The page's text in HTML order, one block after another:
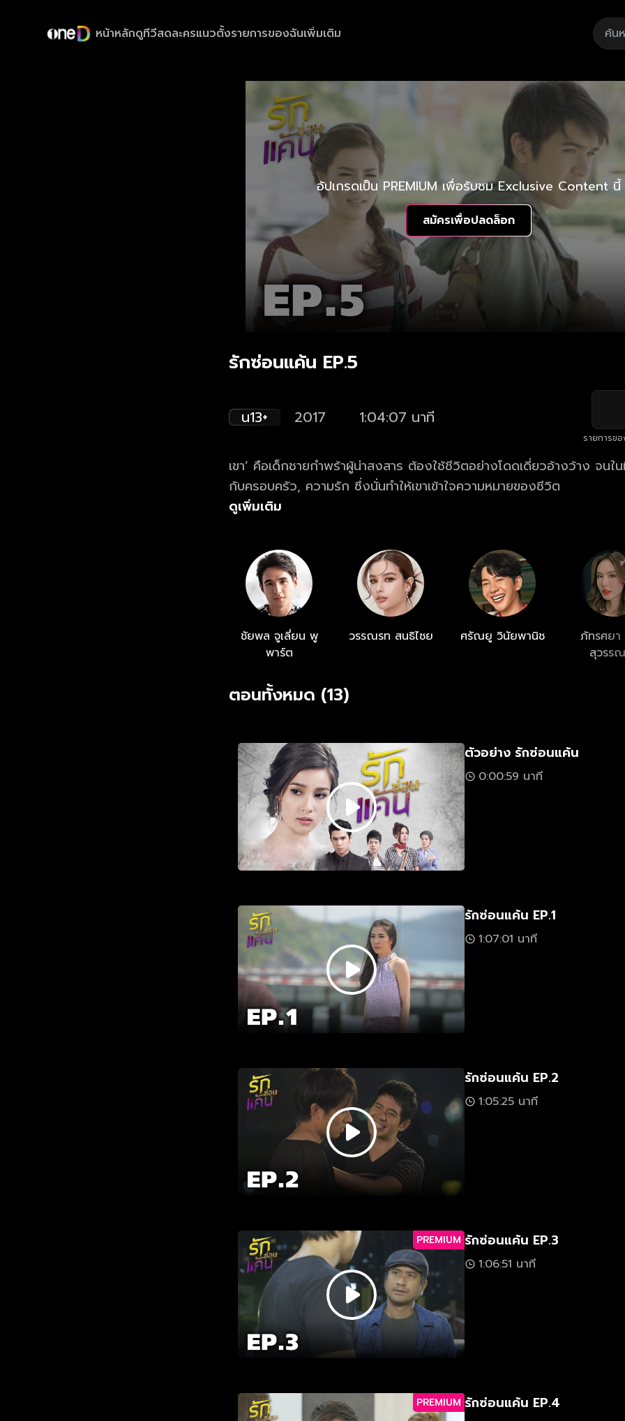
หน้าหลักดูทีวีสดละครแนวตั้งรายการของฉันเพิ่มเติม
อัปเกรดเป็น PREMIUM เพื่อรับชม Exclusive Content นี้
สมัครเพื่อปลดล็อก
รักซ่อนแค้น EP.5
น13+ 2017 1:04:07 นาที
รายการข
เขา’ คือเด็กชายกำพร้าผู้น่าสงสาร ต้องใช้ชีวิตอย่างโดดเดี่ยวอ้างว้าง จนใ
กับครอบครัว, ความรัก ซึ่งนั่นทำให้เขาเข้าใจความหมายของชีวิต
ดูเพิ่มเติม
ชัยพล จูเลี่ยน พู
พาร์ต
วรรณรท สนธิไชย ศรัณยู วินัยพานิช
ภัทรศยา
สุวรร
ตอนทั้งหมด (13)
ตัวอย่าง รักซ่อนแค้น
0:00:59 นาที
รักซ่อนแค้น EP.1
1:07:01 นาที
รักซ่อนแค้น EP.2
1:05:25 นาที
PREMIUM รักซ่อนแค้น EP.3
1:06:51 นาที
PREMIUM รักซ่อนแค้น EP.4